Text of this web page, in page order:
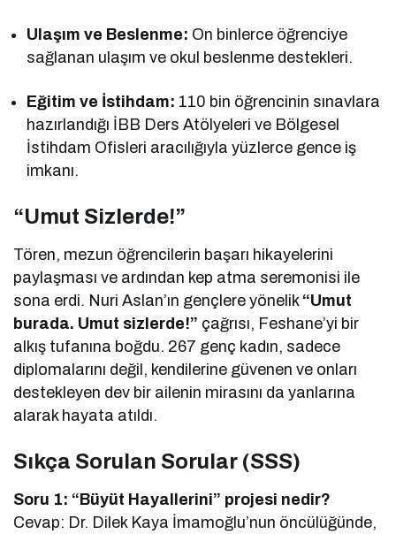
Ulaşım ve Beslenme: On binlerce öğrenciye
sağlanan ulaşım ve okul beslenme destekleri.
Eğitim ve İstihdam: 110 bin öğrencinin sınavlara
hazırlandığı İBB Ders Atölyeleri ve Bölgesel
İstihdam Ofisleri aracılığıyla yüzlerce gence iş
imkanı.
“Umut Sizlerde!”
Tören, mezun öğrencilerin başarı hikayelerini
paylaşması ve ardından kep atma seremonisi ile
sona erdi. Nuri Aslan’ın gençlere yönelik “Umut
burada. Umut sizlerde!” çağrısı, Feshane’yi bir
alkış tufanına boğdu. 267 genç kadın, sadece
diplomalarını değil, kendilerine güvenen ve onları
destekleyen dev bir ailenin mirasını da yanlarına
alarak hayata atıldı.
Sıkça Sorulan Sorular (SSS)
Soru 1: “Büyüt Hayallerini” projesi nedir?
Cevap: Dr. Dilek Kaya İmamoğlu’nun öncülüğünde,